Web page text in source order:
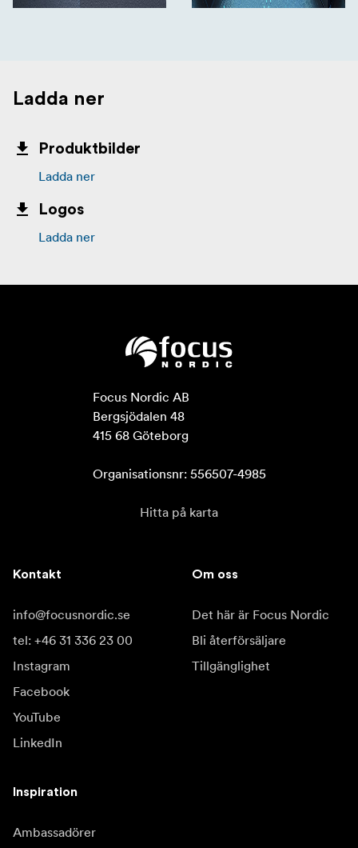
Ladda ner
Produktbilder
Ladda ner
Logos
Ladda ner
Focus Nordic AB
Bergsjödalen 48
415 68 Göteborg
Organisationsnr: 556507-4985
Hitta på karta
Kontakt
info@focusnordic.se
tel: +46 31 336 23 00
Instagram
Facebook
YouTube
LinkedIn
Om oss
Det här är Focus Nordic
Bli återförsäljare
Tillgänglighet
Inspiration
Ambassadörer